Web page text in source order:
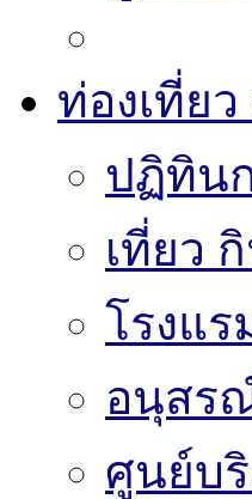
ท่องเที่ย
ปฏิทิน
เที่ยว
โรงแ
อนุสร
ศูนย์บ